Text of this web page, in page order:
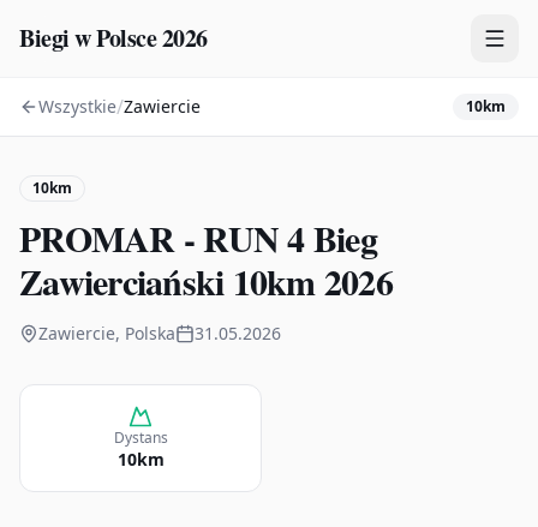
Biegi w Polsce 2026
Zawody
Wszystkie/Zawiercie 10km
10km
PROMAR - RUN 4 Bieg
Zawierciański 10km 2026
Zawiercie, Polska 31.05.2026
Dystans
10km